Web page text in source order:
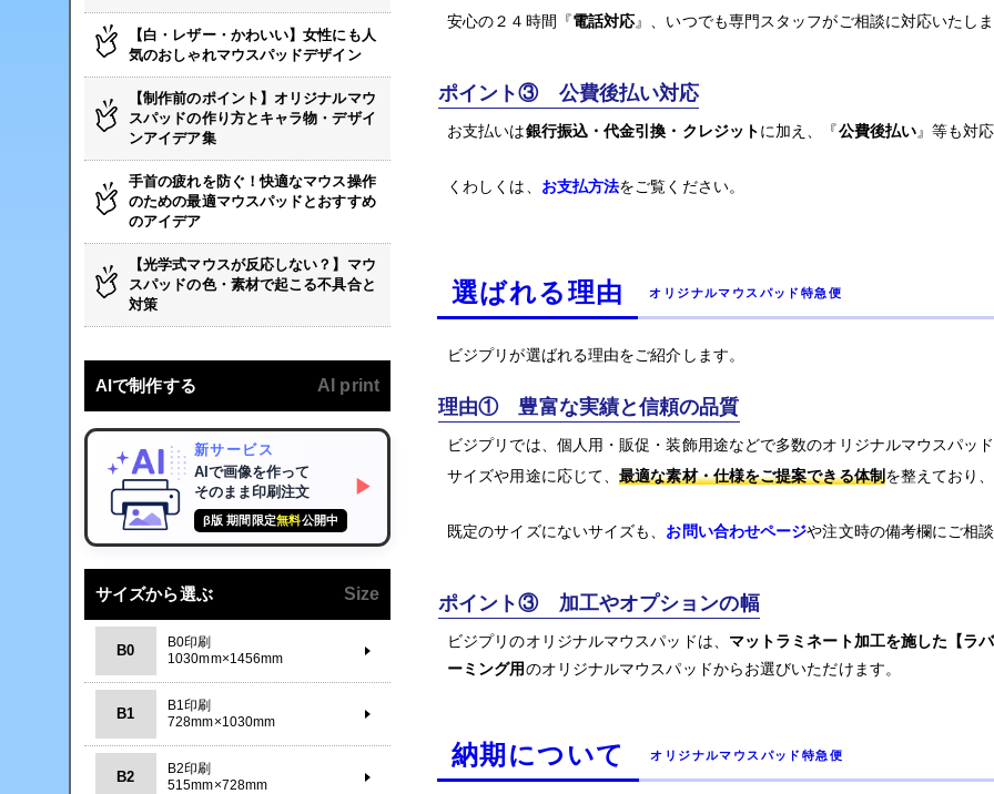
安心の２４時間『電話対応』、いつでも専門スタッフがご相談に対応いたしま
ポイント③ 公費後払い対応
お支払いは銀行振込・代金引換・クレジットに加え、『公費後払い』等も対
くわしくは、 お支払方法をご覧ください。
選ばれる理由 オリジナルマウスパッド特急便
ビジプリが選ばれる理由をご紹介します。
理由① 豊富な実績と信頼の品質
ビジプリでは、個人用・販促・装飾用途などで多数のオリジナルマウスパッ
サイズや用途に応じて、最適な素材・仕様をご提案できる体制を整えており
既定のサイズにないサイズも、 お問い合わせページや注文時の備考欄にご相
ポイント③ 加工やオプションの幅
ビジプリのオリジナルマウスパッドは、 マットラミネート加工を施した【ラバ
ーミング用のオリジナルマウスパッドからお選びいただけます。
納期について オリジナルマウスパッド特急便
【白・レザー・かわいい】女性にも人
気のおしゃれマウスパッドデザイン
【制作前のポイント】オリジナルマウ
スパッドの作り方とキャラ物・デザイ
ンアイデア集
手首の疲れを防ぐ！快適なマウス操作
のための最適マウスパッドとおすすめ
のアイデア
【光学式マウスが反応しない？】マウ
スパッドの色・素材で起こる不具合と
対策
AIで制作する AI print
新サービス
AIで画像を作って
そのまま印刷注文
β版 期間限定無料公開中
▶
サイズから選ぶ Size
B0
B0印刷
1030mm×1456mm
B1
B1印刷
728mm×1030mm
B2
B2印刷
515mm×728mm